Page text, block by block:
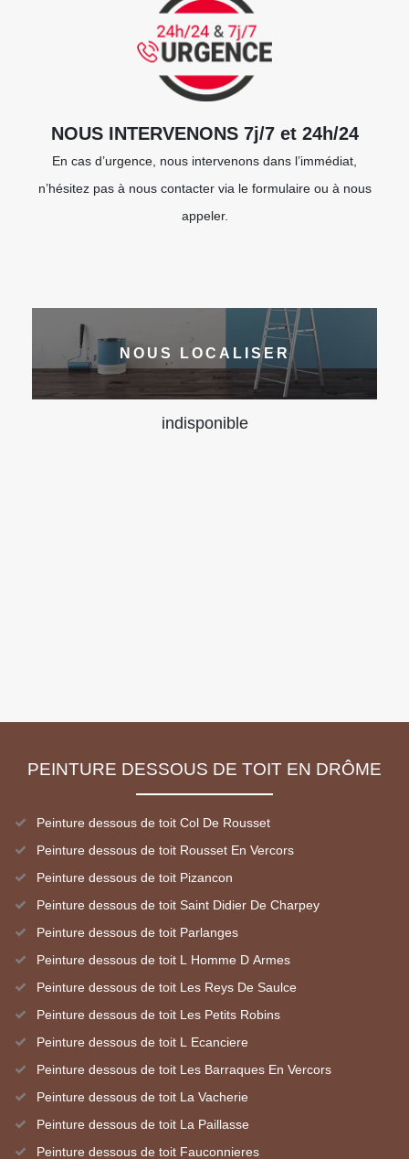
NOUS INTERVENONS 7j/7 et 24h/24
En cas d’urgence, nous intervenons dans l’immédiat,
n’hésitez pas à nous contacter via le formulaire ou à nous
appeler.
NOUS LOCALISER
indisponible
PEINTURE DESSOUS DE TOIT EN DRÔME
Peinture dessous de toit Col De Rousset
Peinture dessous de toit Rousset En Vercors
Peinture dessous de toit Pizancon
Peinture dessous de toit Saint Didier De Charpey
Peinture dessous de toit Parlanges
Peinture dessous de toit L Homme D Armes
Peinture dessous de toit Les Reys De Saulce
Peinture dessous de toit Les Petits Robins
Peinture dessous de toit L Ecanciere
Peinture dessous de toit Les Barraques En Vercors
Peinture dessous de toit La Vacherie
Peinture dessous de toit La Paillasse
Peinture dessous de toit Fauconnieres